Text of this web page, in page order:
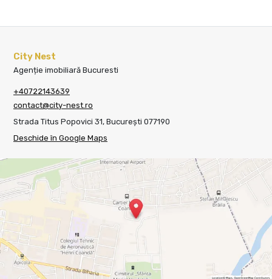
City Nest
Agenție imobiliară Bucuresti
+40722143639
contact@city-nest.ro
Strada Titus Popovici 31, București 077190
Deschide în Google Maps